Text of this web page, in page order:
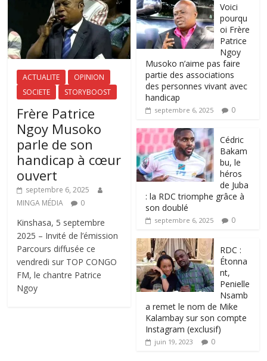
ACTUALITE
OPINION
SOCIETE
STORYBOOST
Frère Patrice
Ngoy Musoko
parle de son
handicap à cœur
ouvert
septembre 6, 2025
MINGA MÉDIA
0
Kinshasa, 5 septembre
2025 – Invité de l’émission
Parcours diffusée ce
vendredi sur TOP CONGO
FM, le chantre Patrice
Ngoy
Voici
pourqu
oi Frère
Patrice
Ngoy
Musoko n’aime pas faire
partie des associations
des personnes vivant avec
handicap
septembre 6, 2025 0
‎Cédric
Bakam
bu, le
héros
de Juba
: la RDC triomphe grâce à
son doublé
septembre 6, 2025 0
RDC :
Étonna
nt,
Penielle
Nsamb
a remet le nom de Mike
Kalambay sur son compte
Instagram (exclusif)
juin 19, 2023 0